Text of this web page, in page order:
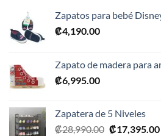
Zapatos para bebé
₡4,190.00
Zapato de madera para
₡6,995.00
Zapatera de 5 Niveles
₡28,990.00 El
₡17,395.00El